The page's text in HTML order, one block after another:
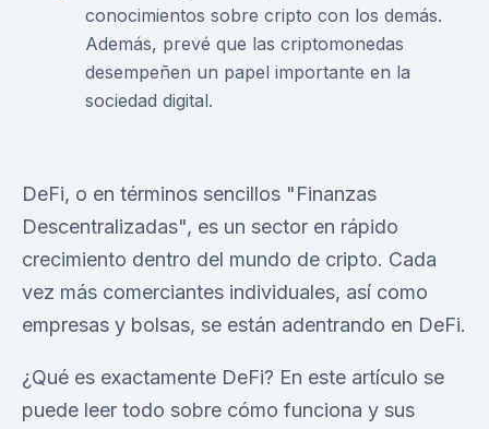
conocimientos sobre cripto con los demás.
Además, prevé que las criptomonedas
desempeñen un papel importante en la
sociedad digital.
DeFi, o en términos sencillos "Finanzas
Descentralizadas", es un sector en rápido
crecimiento dentro del mundo de cripto. Cada
vez más comerciantes individuales, así como
empresas y bolsas, se están adentrando en DeFi.
¿Qué es exactamente DeFi? En este artículo se
puede leer todo sobre cómo funciona y sus